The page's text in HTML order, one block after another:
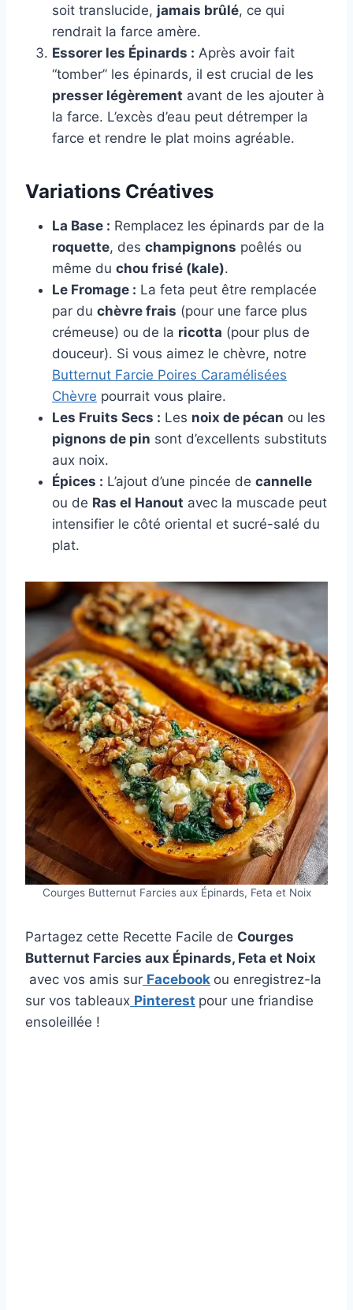
soit translucide, jamais brûlé, ce qui
rendrait la farce amère.
Essorer les Épinards : Après avoir fait
“tomber” les épinards, il est crucial de les
presser légèrement avant de les ajouter à
la farce. L’excès d’eau peut détremper la
farce et rendre le plat moins agréable.
Variations Créatives
La Base : Remplacez les épinards par de la
roquette, des champignons poêlés ou
même du chou frisé (kale).
Le Fromage : La feta peut être remplacée
par du chèvre frais (pour une farce plus
crémeuse) ou de la ricotta (pour plus de
douceur). Si vous aimez le chèvre, notre
Butternut Farcie Poires Caramélisées
Chèvre pourrait vous plaire.
Les Fruits Secs : Les noix de pécan ou les
pignons de pin sont d’excellents substituts
aux noix.
Épices : L’ajout d’une pincée de cannelle
ou de Ras el Hanout avec la muscade peut
intensifier le côté oriental et sucré-salé du
plat.
Courges Butternut Farcies aux Épinards, Feta et Noix
Partagez cette Recette Facile de Courges
Butternut Farcies aux Épinards, Feta et Noix
avec vos amis sur Facebook ou enregistrez-la
sur vos tableaux Pinterest pour une friandise
ensoleillée !